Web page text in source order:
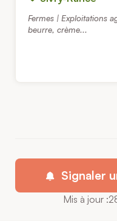
Fermes | Exploitations
beurre, crème...
Signaler
Mis à jour